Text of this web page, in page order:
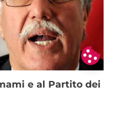
e al Partito dei